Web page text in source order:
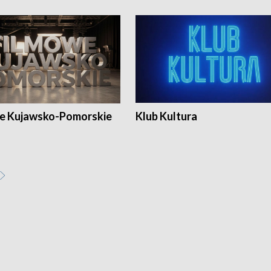
Kujawsko-Pomorskie Klub Kultura